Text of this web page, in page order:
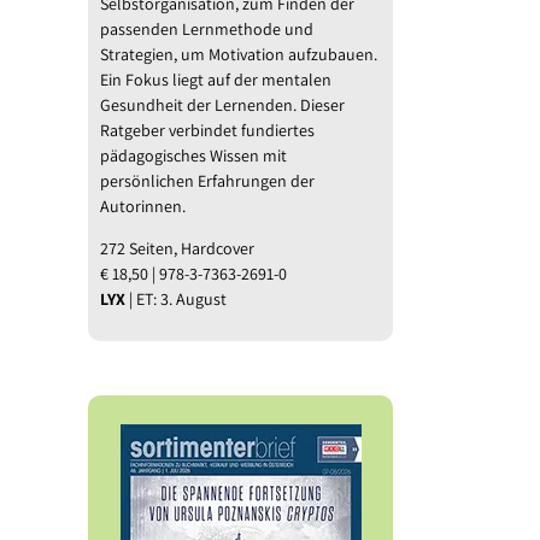
passenden Lernmethode und
Strategien, um Motivation aufzubauen.
Ein Fokus liegt auf der mentalen
Gesundheit der Lernenden. Dieser
Ratgeber verbindet fundiertes
pädagogisches Wissen mit
persönlichen Erfahrungen der
Autorinnen.
272 Seiten, Hardcover
€ 18,50 | 978-3-7363-2691-0
LYX | ET: 3. August